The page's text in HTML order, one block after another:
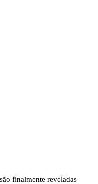
finalmente reveladas